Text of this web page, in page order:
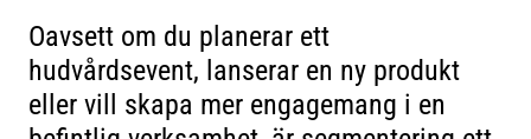
Oavsett om du planerar ett
hudvårdsevent, lanserar en ny produkt
eller vill skapa mer engagemang i en